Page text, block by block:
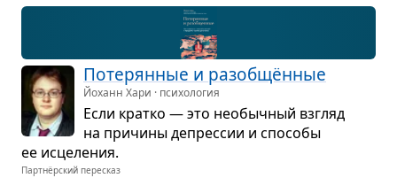
Поте­рян­ные и раз­об­щён­ные
Йоханн Хари · психология
Если кратко — это необыч­ный взгляд
на при­чины депрес­сии и спо­собы
ее исце­ле­ния.
Партнёрский пересказ